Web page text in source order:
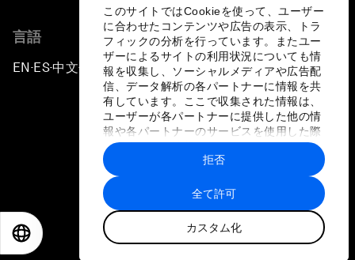
このサイトではCookieを使って、ユーザー
に合わせたコンテンツや広告の表示、トラ
フィックの分析を行っています。またユー
ザーによるサイトの利用状況についても情
報を収集し、ソーシャルメディアや広告配
信、データ解析の各パートナーに情報を共
有しています。ここで収集された情報は、
ユーザーが各パートナーに提供した他の情
報や各パートナーのサービスを使用した際
に収集された情報と組み合わされ、各パー
トナーによって使用されることがありま
す。
全て許可
カスタム化
拒否
言語
EN ▪ES▪中文▪ 日本語
プライバシーポリシーと利用規約
サイトマップ
©
世界経済フォーラム